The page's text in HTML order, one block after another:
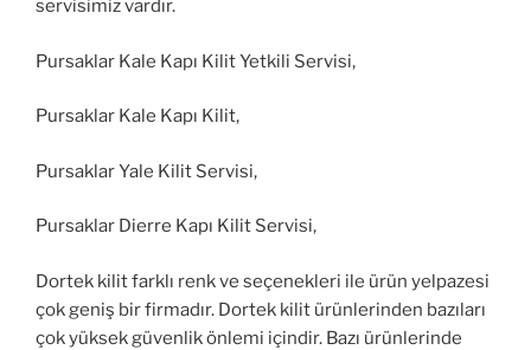
servisimiz vardır.
Pursaklar Kale Kapı Kilit Yetkili Servisi,
Pursaklar Kale Kapı Kilit,
Pursaklar Yale Kilit Servisi,
Pursaklar Dierre Kapı Kilit Servisi,
Dortek kilit farklı renk ve seçenekleri ile ürün yelpazesi
çok geniş bir firmadır. Dortek kilit ürünlerinden bazıları
çok yüksek güvenlik önlemi içindir. Bazı ürünlerinde